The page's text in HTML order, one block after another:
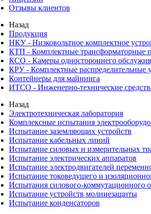
Отзывы клиентов
Назад
Продукция
НКУ - Низковольтное комплектное
КТП - Комплектные трансформаторные
КСО - Камеры одностороннего
КРУ - Комплектные распределительные
Контейнеры для майнинга
ИТСО - Инженерно-технические
Назад
Электротехническая лаборатория
Комплексные испытания
Испытание заземляющих устройств
Испытание кабельных линий
Испытание силовых и измерительных
Испытание электрических аппаратов
Испытание электродвигателей
Испытание токоведущего и
Испытания силового-коммутационного
Испытание устройств молниезащиты
Испытание конденсаторов